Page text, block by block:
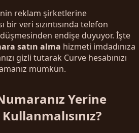
reklam şirketlerine
bir veri sızıntısında telefon
endişe duyuyor. İşte
satın alma hizmeti imdadınıza
gizli tutarak Curve hesabınızı
mümkün.
Yerine